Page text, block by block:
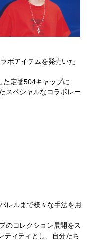
ボアイテムを発売いた
た定番504キャップに
スペシャルなコラボレー
レルまで様々な手法を用
のコレクション展開をス
ティティとし、自分たち